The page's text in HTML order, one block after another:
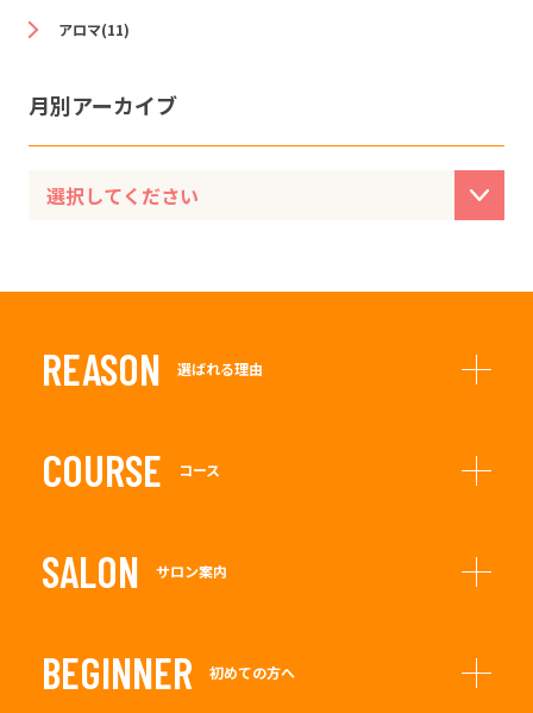
アロマ(11)
月別アーカイブ
REASON 選ばれる理由
COURSE コース
SALON サロン案内
BEGINNER 初めての方へ